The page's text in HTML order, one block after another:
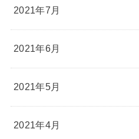
2021年7月
2021年6月
2021年5月
2021年4月